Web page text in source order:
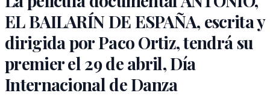
EL BAILARÍN DE ESPAÑA, escrita y
dirigida por Paco Ortiz, tendrá su
premier el 29 de abril, Día
Internacional de Danza